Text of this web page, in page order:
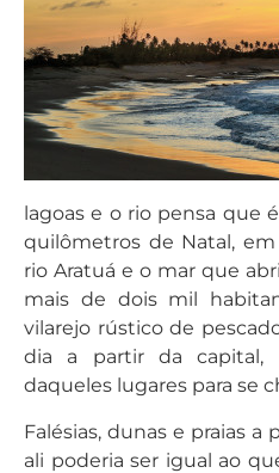
lagoas e o rio pensa que
quilômetros de Natal,
rio Aratuá e o mar que
mais de dois mil
vilarejo rústico de
dia a partir da
daqueles lugares para se
Falésias, dunas e praias
ali poderia ser igual ao